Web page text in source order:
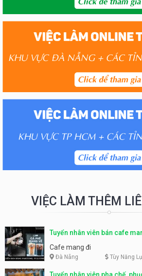
VIỆC LÀM THÊM
Tuyển nhân viên bán cafe
Cafe mang đi
Đà Nẵng Tùy Năng
Tuyển nhân viên pha chế,